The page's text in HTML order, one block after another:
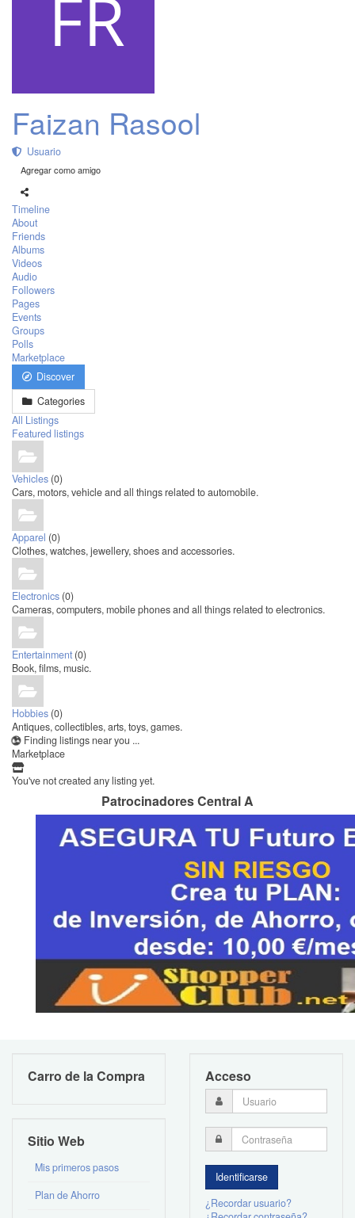
Faizan Rasool
Usuario
Agregar como amigo
Timeline
About
Friends
Albums
Videos
Audio
Followers
Pages
Events
Groups
Polls
Marketplace
Discover
Categories
All Listings
Featured listings
Vehicles (0)
Cars, motors, vehicle and all things related to automobile.
Apparel (0)
Clothes, watches, jewellery, shoes and accessories.
Electronics (0)
Cameras, computers, mobile phones and all things related to electronics.
Entertainment (0)
Book, films, music.
Hobbies (0)
Antiques, collectibles, arts, toys, games.
Finding listings near you ...
Marketplace
You've not created any listing yet.
Patrocinadores Central A
Carro de la Compra
Sitio Web
Mis primeros pasos
Plan de Ahorro
Acceso
¿Recordar usuario?